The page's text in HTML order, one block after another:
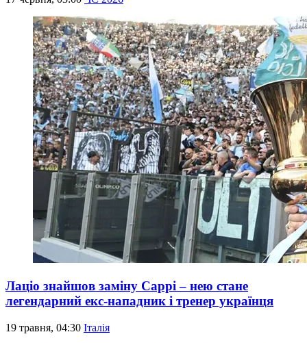
Лаціо знайшов заміну Саррі – нею стане
легендарний екс-нападник і тренер українця
19 травня, 04:30 Італія